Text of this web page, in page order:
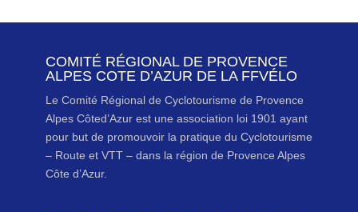
COMITÉ RÉGIONAL DE PROVENCE
ALPES COTE D’AZUR DE LA FFVÉLO
Le Comité Régional de Cyclotourisme de Provence
Alpes Côted’Azur est une association loi 1901 ayant
pour but de promouvoir la pratique du Cyclotourisme
– Route et VTT – dans la région de Provence Alpes
Côte d’Azur.